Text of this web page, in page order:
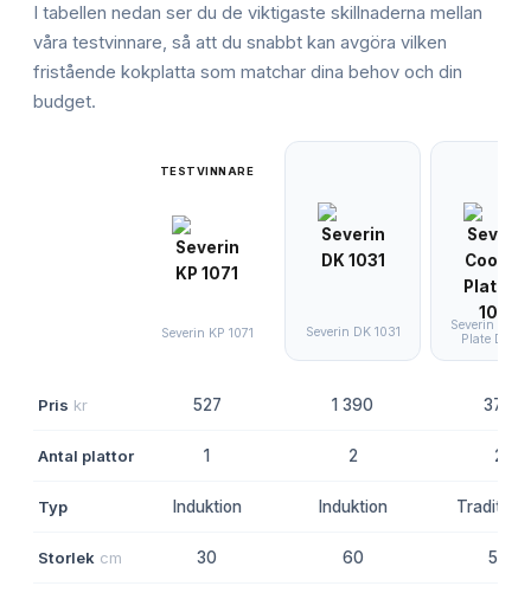
I tabellen nedan ser du de viktigaste skillnaderna mellan
våra testvinnare, så att du snabbt kan avgöra vilken
fristående kokplatta som matchar dina behov och din
budget.
TESTVINNARE
Severin KP 1071 Severin DK 1031
Severin
Plate DK
Pris kr 527 1 390 379
Antal plattor 1 2 2
Typ Induktion Induktion
Storlek cm 30 60 50